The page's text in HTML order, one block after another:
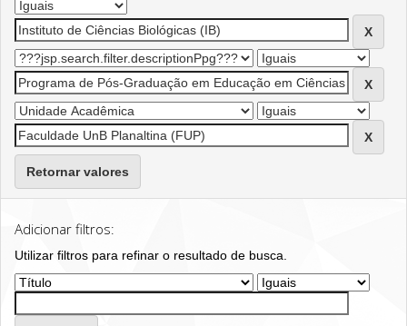
Retornar valores
Adicionar filtros:
Utilizar filtros para refinar o resultado de busca.